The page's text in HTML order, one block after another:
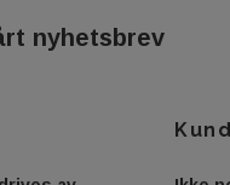
nyhetsbrev